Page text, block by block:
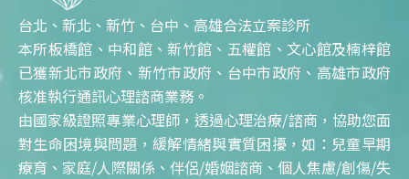
台北、新北、新竹、台中、高雄合法立案診所
本所板橋館、中和館、新竹館、五權館、文心館及楠梓館
已獲新北市政府、新竹市政府、台中市政府、高雄市政府
核准執行通訊心理諮商業務。
由國家級證照專業心理師，透過心理治療/諮商，協助您面
對生命困境與問題，緩解情緒與實質困擾，如：兒童早期
療育、家庭/人際關係、伴侶/婚姻諮商、個人焦慮/創傷/失